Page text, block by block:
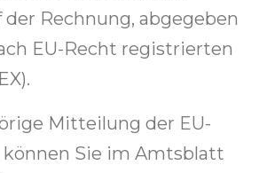
Rechnung, abgegeben
EU-Recht registrierten
Mitteilung der EU-
Sie im Amtsblatt